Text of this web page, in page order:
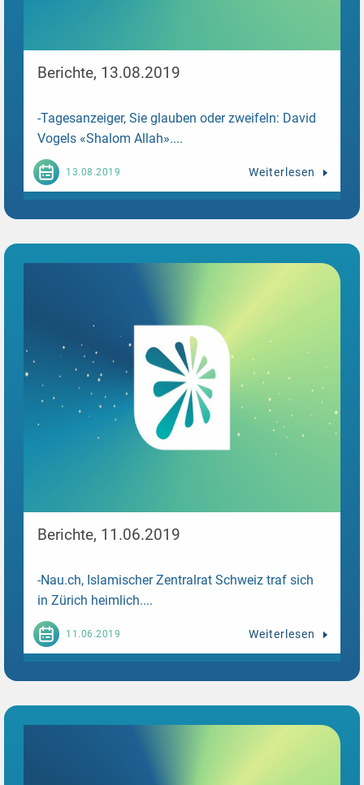
Berichte, 13.08.2019
-Tagesanzeiger, Sie glauben oder zweifeln: David
Vogels «Shalom Allah»....
13.08.2019 Weiterlesen
Berichte, 11.06.2019
-Nau.ch, Islamischer Zentralrat Schweiz traf sich
in Zürich heimlich....
11.06.2019 Weiterlesen